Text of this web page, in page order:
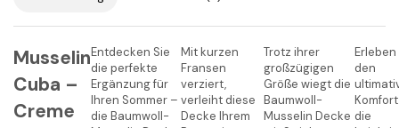
Musselin
Cuba –
Creme
Entdecken Sie
die perfekte
Ergänzung für
Ihren Sommer –
die Baumwoll-
Mit kurzen
Fransen
verziert,
verleiht diese
Decke Ihrem
Trotz ihrer
großzügigen
Größe wiegt die
Baumwoll-
Musselin Decke
Erleben
den
die